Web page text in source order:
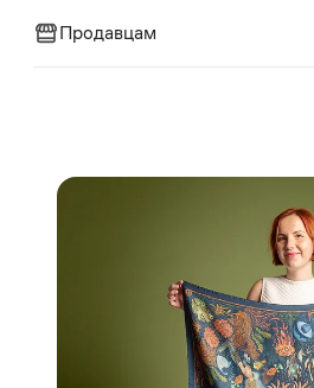
Продавцам